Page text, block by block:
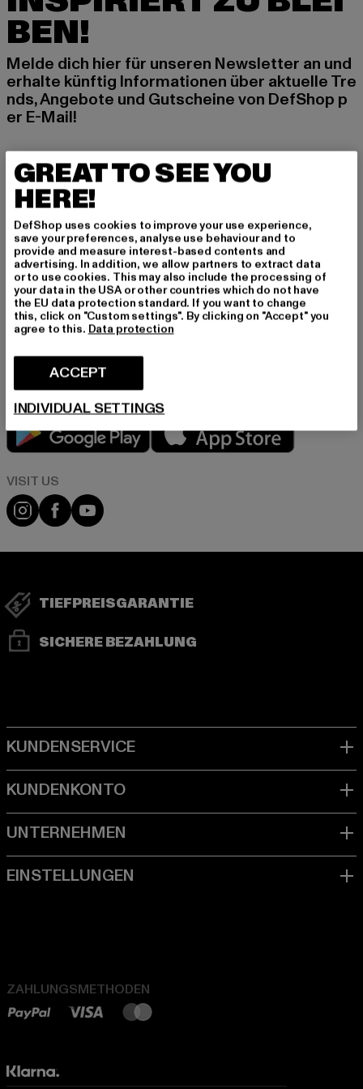
BEN!
Melde dich hier für unseren Newsletter an und
erhalte künftig Informationen über aktuelle Tre
nds, Angebote und Gutscheine von DefShop p
er E-Mail!
An welchen Produkten bist du interessiert?
MÄNNER
E-MAIL
ANMELDEN
Informationen dazu, wie DefShop mit Deinen Daten umgeht, findest Du
abmelden.Datenschutzerklärung lesen.
Visit our Instagram page:
Visit our Facebook page:
Visit our YouTube channel:
TIEFPREISGARANTIE
SICHERE BEZAHLUNG
ZAHLUNGSMETHODEN
GREAT TO SEE YOU
HERE!
DefShop uses cookies to improve your use experience,
save your preferences, analyse use behaviour and to
provide and measure interest-based contents and
advertising. In addition, we allow partners to extract data
or to use cookies. This may also include the processing of
your data in the USA or other countries which do not have
the EU data protection standard. If you want to change
this, click on "Custom settings". By clicking on "Accept" you
agree to this. Data protection
ACCEPT
INDIVIDUAL SETTINGS